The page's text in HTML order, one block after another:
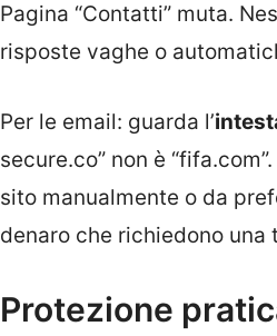
Pagina “Contatti” muta.
risposte vaghe o
Per le email: guarda l’
secure.co” non è
sito manualmente o da
denaro che richiedono una
Protezione